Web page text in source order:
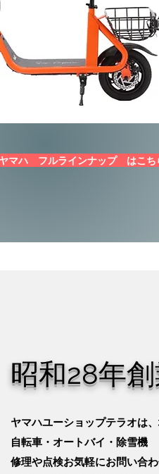
マハ フルラインナップ はこち
昭和28年
ヤマハユーショップテラオは
自転車・オートバイ・除雪機
修理や点検お気軽にお問い合わ